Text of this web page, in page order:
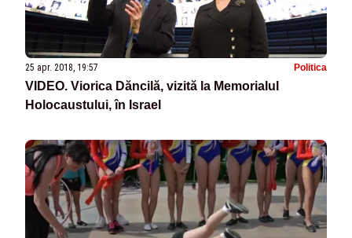
25 apr. 2018, 19:57 Politica
VIDEO. Viorica Dăncilă, vizită la Memorialul
Holocaustului, în Israel